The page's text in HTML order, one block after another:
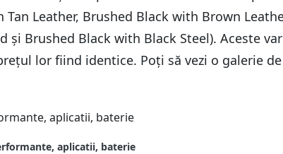
Leather, Brushed Black with Brown
și Brushed Black with Black Steel). Aceste
lor fiind identice. Poți să vezi o galerie
aplicatii, baterie